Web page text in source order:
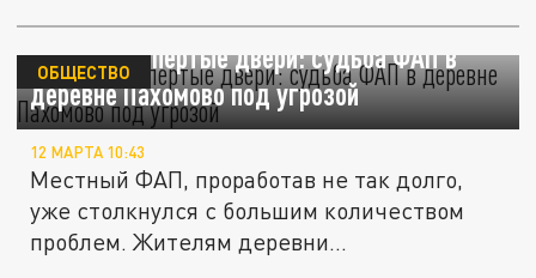
Бурьян и запертые двери: судьба ФАП в
деревне Пахомово под угрозой
ОБЩЕСТВО
12 МАРТА 10:43
Местный ФАП, проработав не так долго,
уже столкнулся с большим количеством
проблем. Жителям деревни...